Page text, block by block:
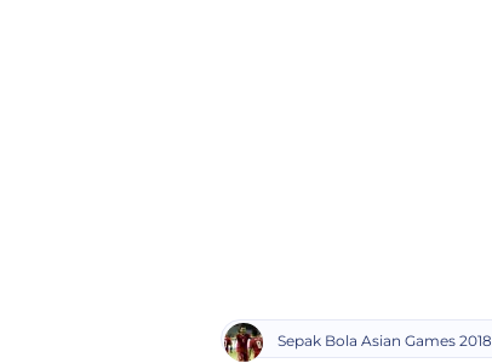
Sepak Bola Asian Games 2018